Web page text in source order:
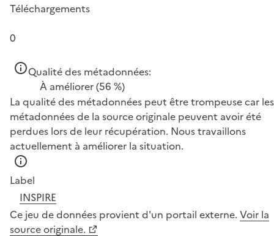
Téléchargements
0
Qualité des métadonnées:
À améliorer(56 %)
La qualité des métadonnées peut être trompeuse car les
métadonnées de la source originale peuvent avoir été
perdues lors de leur récupération. Nous travaillons
actuellement à améliorer la situation.
Label
INSPIRE
Ce jeu de données provient d'un portail externe. Voir la
source originale.